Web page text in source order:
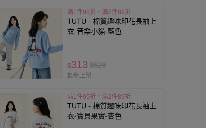
滿1件95折，滿2件89折
TUTU - 棉質趣味印花長袖上
衣-音樂小貓-藍色
$313 $529
最新上架
滿1件95折，滿2件89折
TUTU - 棉質趣味印花長袖上
衣-寶貝果實-杏色